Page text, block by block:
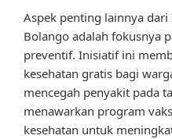
Aspek penting lainnya
Bolango adalah fokusnya
preventif. Inisiatif ini
kesehatan gratis bagi
mencegah penyakit pada
menawarkan program
kesehatan untuk